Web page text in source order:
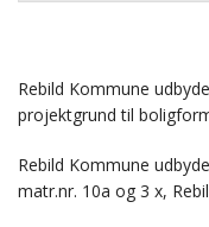
Rebild Kommune
projektgrund til
Rebild Kommune
matr.nr. 10a og 3 x,